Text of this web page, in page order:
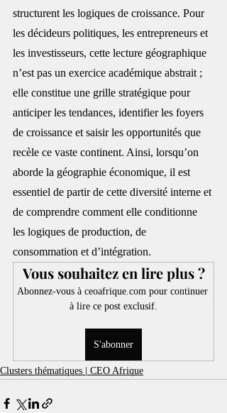
structurent les logiques de croissance. Pour
les décideurs politiques, les entrepreneurs et
les investisseurs, cette lecture géographique
n’est pas un exercice académique abstrait ;
elle constitue une grille stratégique pour
anticiper les tendances, identifier les foyers
de croissance et saisir les opportunités que
recèle ce vaste continent. Ainsi, lorsqu’on
aborde la géographie économique, il est
essentiel de partir de cette diversité interne et
de comprendre comment elle conditionne
les logiques de production, de
consommation et d’intégration.
Vous souhaitez en lire plus ?
Abonnez-vous à ceoafrique.com pour continuer
à lire ce post exclusif.
S'abonner
Clusters thématiques | CEO Afrique